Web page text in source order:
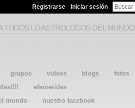
Registrarse Iniciar sesión
grupos videos blogs
fotos
efemerides
mundo
nuestro facebook
LO ASTROLOGOS DEL MUNDO